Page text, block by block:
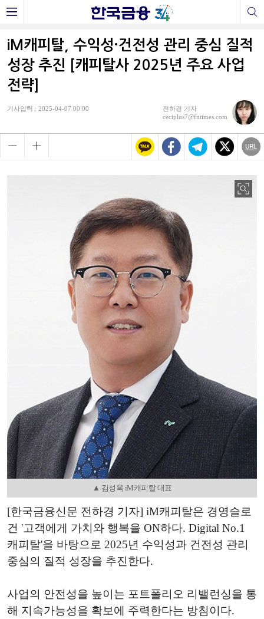
iM캐피탈, 수익성·건전성 관리 중심 질적
성장 추진 [캐피탈사 2025년 주요 사업
전략]
기사입력 : 2025-04-07 00:00
전하경 기자
ceciplus7@fntimes.com
▲ 김성욱 iM캐피탈 대표
[한국금융신문 전하경 기자] iM캐피탈은 경영슬로
건 '고객에게 가치와 행복을 ON하다. Digital No.1
캐피탈'을 바탕으로 2025년 수익성과 건전성 관리
중심의 질적 성장을 추진한다.
사업의 안전성을 높이는 포트폴리오 리밸런싱을 통
해 지속가능성을 확보에 주력한다는 방침이다.